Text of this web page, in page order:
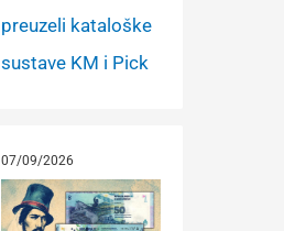
preuzeli kataloške
sustave KM i Pick
07/09/2026